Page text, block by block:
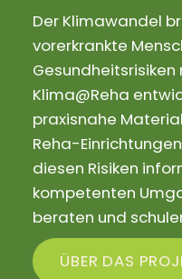
Der Klimawandel
vorerkrankte
Gesundheitsrisiken
Klima@Reha
praxisnahe
Reha-
diesen Risiken
kompetenten
beraten und
ÜBER DAS